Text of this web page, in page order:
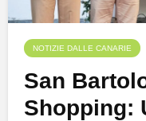
NOTIZIE DALLE CANARIE
San
Shopping: